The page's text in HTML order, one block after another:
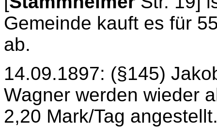
Gemeinde kauft es für
ab.
14.09.1897: (§145)
Wagner werden wieder
2,20 Mark/Tag